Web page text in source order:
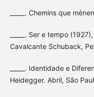
_____. Chemins que
_____. Ser e tempo
Cavalcante Schuback,
_____. Identidade e
Heidegger. Abril, São